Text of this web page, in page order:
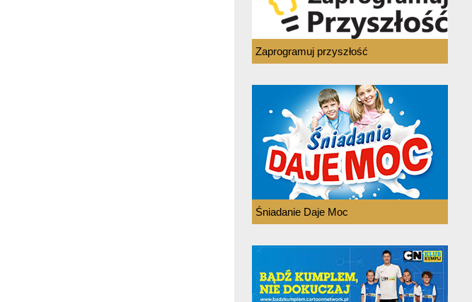
Zaprogramuj przyszłość
Śniadanie Daje Moc